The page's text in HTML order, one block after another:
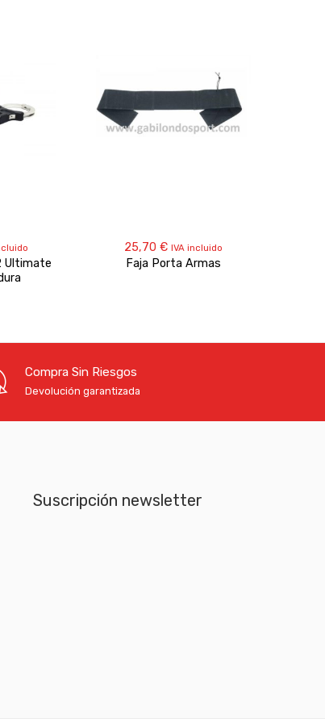
Ultimate
25,70 € IVA incluido
Faja Porta Armas
Compra Sin Riesgos
Devolución garantizada
Suscripción newsletter